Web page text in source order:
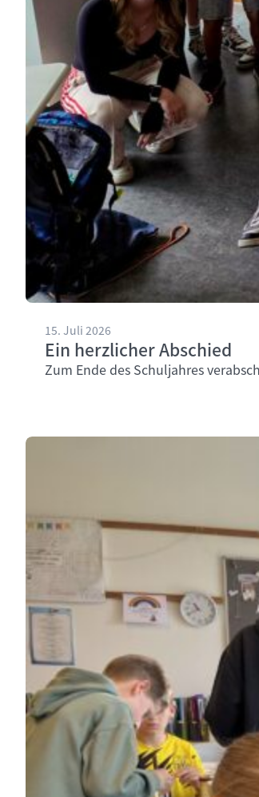
15. Juli 2026
Ein herzlicher Abschied
Zum Ende des Schuljahres